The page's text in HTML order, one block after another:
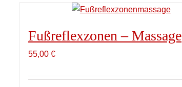
Fußreflexzonen – Massage
55,00 €